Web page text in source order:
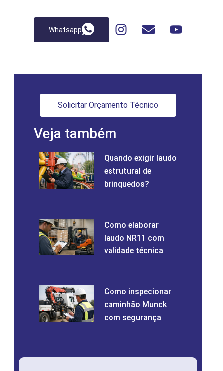
Whatsapp
Solicitar Orçamento Técnico
Veja também
Quando exigir laudo
estrutural de
brinquedos?
Como elaborar
laudo NR11 com
validade técnica
Como inspecionar
caminhão Munck
com segurança